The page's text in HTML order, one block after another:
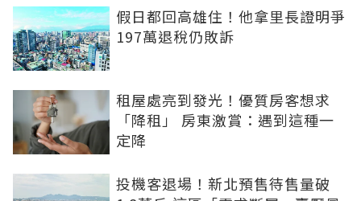
假日都回高雄住！他拿里長證明爭
197萬退稅仍敗訴
租屋處亮到發光！優質房客想求
「降租」 房東激賞：遇到這種一
定降
投機客退場！新北預售待售量破